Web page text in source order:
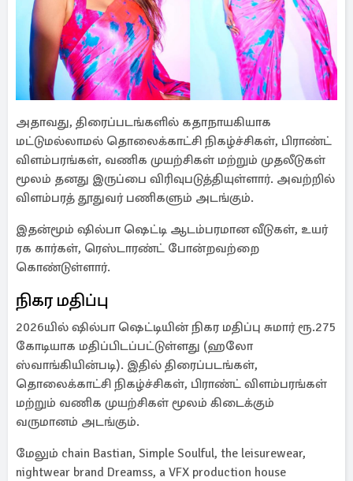
அதாவது, திரைப்படங்களில் கதாநாயகியாக
மட்டுமல்லாமல் தொலைக்காட்சி நிகழ்ச்சிகள், பிராண்ட்
விளம்பரங்கள், வணிக முயற்சிகள் மற்றும் முதலீடுகள்
மூலம் தனது இருப்பை விரிவுபடுத்தியுள்ளார். அவற்றில்
விளம்பரத் தூதுவர் பணிகளும் அடங்கும்.
இதன்மூம் ஷில்பா ஷெட்டி ஆடம்பரமான வீடுகள், உயர்
ரக கார்கள், ரெஸ்டாரண்ட் போன்றவற்றை
கொண்டுள்ளார்.
நிகர மதிப்பு
2026யில் ஷில்பா ஷெட்டியின் நிகர மதிப்பு சுமார் ரூ.275
கோடியாக மதிப்பிடப்பட்டுள்ளது (ஹலோ
ஸ்வாங்கியின்படி). இதில் திரைப்படங்கள்,
தொலைக்காட்சி நிகழ்ச்சிகள், பிராண்ட் விளம்பரங்கள்
மற்றும் வணிக முயற்சிகள் மூலம் கிடைக்கும்
வருமானம் அடங்கும்.
மேலும் chain Bastian, Simple Soulful, the leisurewear,
nightwear brand Dreamss, a VFX production house